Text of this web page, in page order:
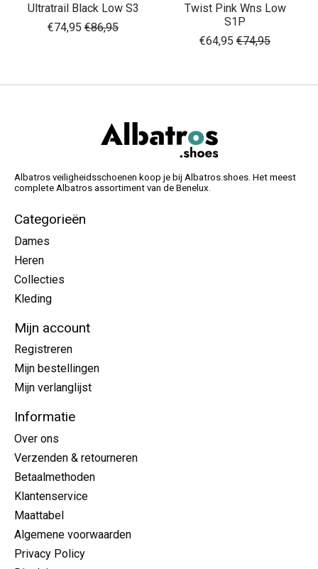
Ultratrail Black Low S3
€74,95 €86,95
Twist Pink Wns Low
S1P
€64,95 €74,95
Albatros veiligheidsschoenen koop je bij Albatros.shoes. Het meest
complete Albatros assortiment van de Benelux.
Categorieën
Dames
Heren
Collecties
Kleding
Mijn account
Registreren
Mijn bestellingen
Mijn verlanglijst
Informatie
Over ons
Verzenden & retourneren
Betaalmethoden
Klantenservice
Maattabel
Algemene voorwaarden
Privacy Policy